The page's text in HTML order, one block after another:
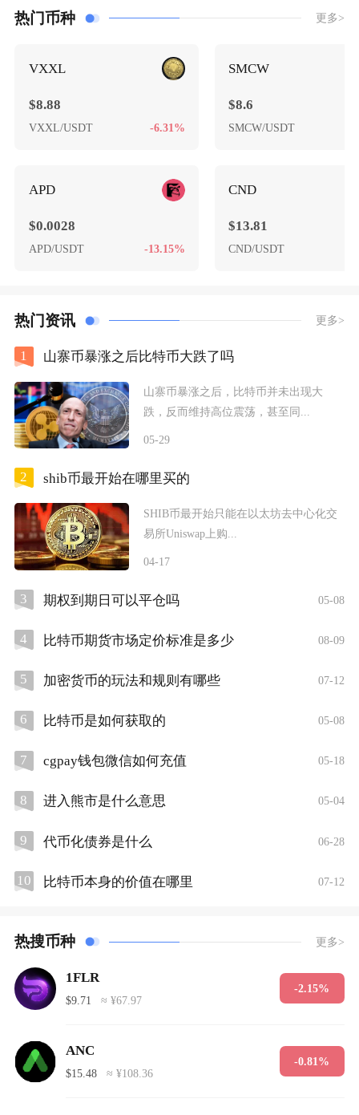
热门币种 更多>
VXXL
$8.88
VXXL/USDT -6.31%
APD
$0.0028
APD/USDT -13.15%
SMCW
$8.6
SMCW/USDT
CND
$13.81
CND/USDT
热门资讯 更多>
1 山寨币暴涨之后比特币大跌了吗
山寨币暴涨之后，比特币并未出现大
跌，反而维持高位震荡，甚至同...
05-29
2 shib币最开始在哪里买的
SHIB币最开始只能在以太坊去中心化交
易所Uniswap上购...
04-17
3 期权到期日可以平仓吗 05-08
4 比特币期货市场定价标准是多少 08-09
5 加密货币的玩法和规则有哪些 07-12
6 比特币是如何获取的 05-08
7 cgpay钱包微信如何充值 05-18
8 进入熊市是什么意思 05-04
9 代币化债券是什么 06-28
10 比特币本身的价值在哪里 07-12
热搜币种 更多>
1FLR
$9.71 ≈ ¥67.97
-2.15%
ANC
$15.48 ≈ ¥108.36
-0.81%